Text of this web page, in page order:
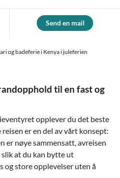
Send en mail
og badeferie i Kenya i juleferien
til en fast og
opplever du det beste
er en del av vårt konsept:
er nøye sammensatt, avreisen
at du kan bytte ut
og store opplevelser uten å